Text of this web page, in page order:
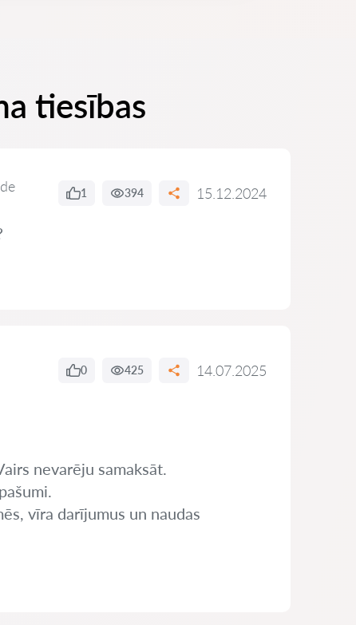
tiesības
1 394 15.12.2024
0 425 14.07.2025
nevarēju samaksāt.
vīra darījumus un naudas